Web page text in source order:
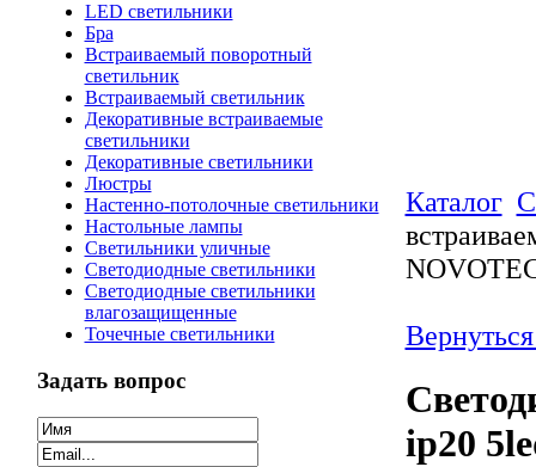
LED светильники
Бра
Встраиваемый поворотный
светильник
Встраиваемый светильник
Декоративные встраиваемые
светильники
Декоративные светильники
Люстры
Настенно-потолочные светильники
Настольные лампы
Светильники уличные
Светодиодные светильники
Светодиодные светильники
влагозащищенные
Точечные светильники
Задать вопрос
Каталог
ip20